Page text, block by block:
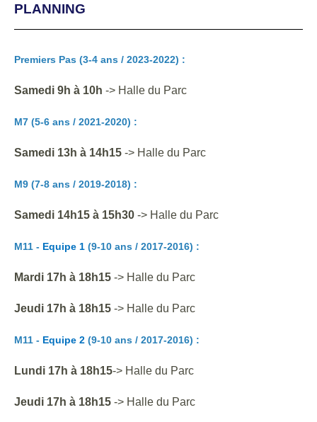
PLANNING
Premiers Pas (3-4 ans / 2023-2022) :
Samedi 9h à 10h -> Halle du Parc
M7 (5-6 ans / 2021-2020) :
Samedi 13h à 14h15 -> Halle du Parc
M9 (7-8 ans / 2019-2018) :
Samedi 14h15 à 15h30 -> Halle du Parc
M11 - Equipe 1 (9-10 ans / 2017-2016) :
Mardi 17h à 18h15 -> Halle du Parc
Jeudi 17h à 18h15 -> Halle du Parc
M11 - Equipe 2 (9-10 ans / 2017-2016) :
Lundi 17h à 18h15-> Halle du Parc
Jeudi 17h à 18h15 -> Halle du Parc